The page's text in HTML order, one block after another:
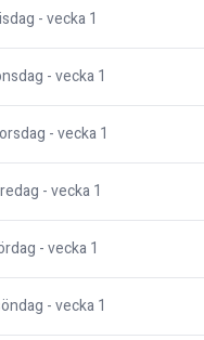
- vecka1
- vecka1
- vecka1
- vecka1
- vecka1
- vecka1